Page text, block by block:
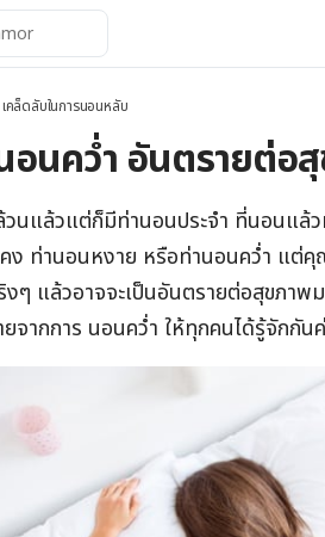
เคล็ดลับในการนอนหลับ
อนคว่ำ อันตรายต่อ
วนแล้วแต่ก็มีท่านอนประจำ ที่นอนแล้
ง ท่านอนหงาย หรือท่านอนคว่ำ แต่
งๆ แล้วอาจจะเป็นอันตรายต่อสุขภ
จากการ นอนคว่ำ ให้ทุกคนได้รู้จักกัน